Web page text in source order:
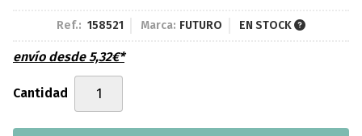
Ref.: 158521 Marca: FUTURO EN STOCK
envío desde5,32€*
Cantidad